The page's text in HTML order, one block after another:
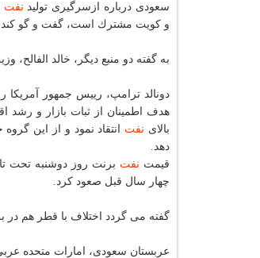
سعودی درباره ازسرگیری تولید نفت
و كویت مشترك است، گفت و گو
به گفته دو منبع دیگر، خالد
دونالد ترامپ، رییس جمهور
هدف اطمینان از ثبات بازار و رشد
بالای نفت انتقاد نمود و از این
دهد.
قیمت نفت برنت روز دوشنبه تحت
چهار سال قبل صعود كرد.
گفته می گردد اختلاف با قطر هم در
عربستان سعودی، امارات متحده